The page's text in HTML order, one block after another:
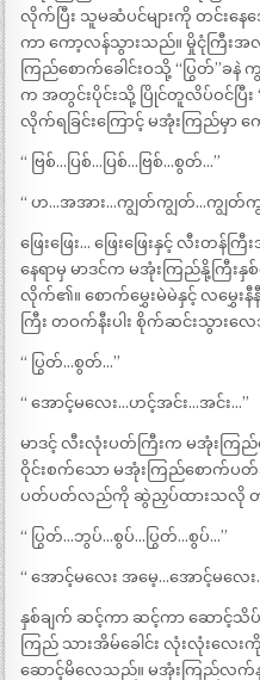
လိုက်ပြီး သူမဆံပင်များကို တင်းနေ
ကာ ကော့လန်သွားသည်။ မှိုငုံကြီးအ
ကြည်စောက်ခေါင်းဝသို့ “ပြွတ်”ခနဲ
က အတွင်းပိုင်းသို့ ပြိုင်တူလိပ်ဝင်ပြီး
လိုက်ရခြင်းကြောင့် မအုံးကြည်မှာ
“ ဗြစ်…ပြစ်…ပြစ်…ဗြစ်…စွတ်…”
“ ဟ…အအား…ကျွတ်ကျွတ်…ကျွတ်က
ဖြေးဖြေး… ဖြေးဖြေးနှင့် လီးတန်
နေရာမှ မာဒင်က မအုံးကြည်နို့ကြီးနှ
လိုက်၏။ စောက်မွှေးမဲမဲနှင့် လမွှေးနီ
ကြီး တဝက်နီးပါး စိုက်ဆင်းသွားလ
“ ပြွတ်…စွတ်…”
“ အောင့်မလေး…ဟင့်အင်း…အင်း…”
မာဒင့် လီးလုံးပတ်ကြီးက မအုံးက
ဝိုင်းစက်သော မအုံးကြည်စောက်ပ
ပတ်ပတ်လည်ကို ဆွဲညှပ်ထားသလို တင်း
“ ပြွတ်…ဘွပ်…စွပ်…ပြွတ်…စွပ်…”
“ အောင့်မလေး အမေ့…အောင့်မလေး
နှစ်ချက် ဆင့်ကာ ဆင့်ကာ ဆောင့်သိ
ကြည် သားအိမ်ခေါင်း လုံးလုံးလ
ဆောင့်မိလေသည်။ မအုံးကြည်လက်